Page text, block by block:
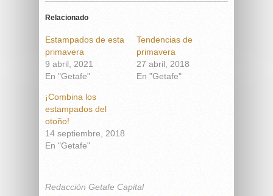
Relacionado
Estampados de esta
primavera
9 abril, 2021
En "Getafe"
Tendencias de
primavera
27 abril, 2018
En "Getafe"
¡Combina los
estampados del
otoño!
14 septiembre, 2018
En "Getafe"
Redacción Getafe Capital